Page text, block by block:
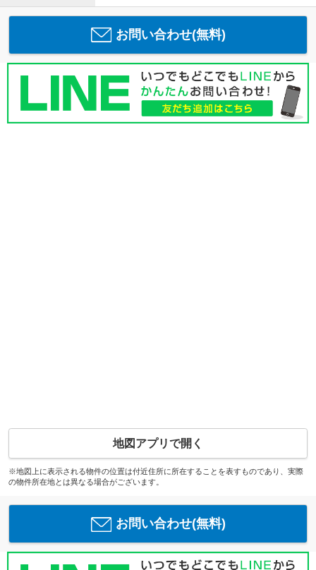
お問い合わせ(無料)
地図アプリで開く
※地図上に表示される物件の位置は付近住所に所在することを表すものであり、実際
の物件所在地とは異なる場合がございます。
お問い合わせ(無料)